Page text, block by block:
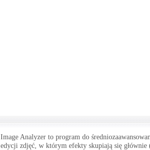
Image Analyzer to program do
edycji zdjęć, w którym efekty skupiają się głównie